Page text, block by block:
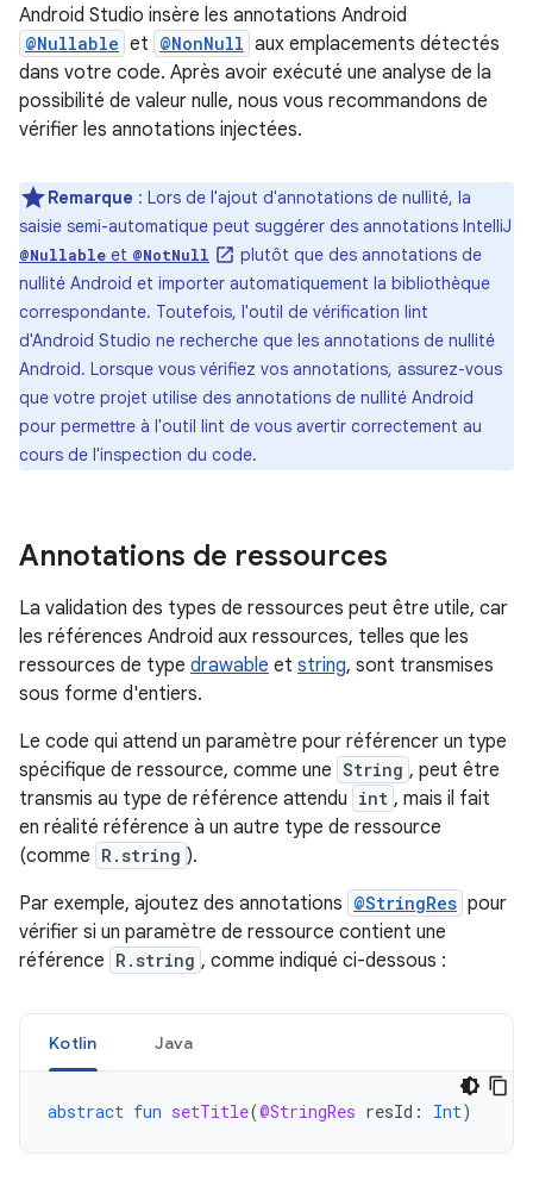
Android Studio insère les annotations Android
@Nullable et @NonNull aux emplacements détectés
dans votre code. Après avoir exécuté une analyse de la
possibilité de valeur nulle, nous vous recommandons de
vérifier les annotations injectées.
Remarque : Lors de l'ajout d'annotations de nullité, la
saisie semi-automatique peut suggérer des annotations IntelliJ
@Nullable et @NotNull
plutôt que des annotations de
nullité Android et importer automatiquement la bibliothèque
correspondante. Toutefois, l'outil de vérification lint
d'Android Studio ne recherche que les annotations de nullité
Android. Lorsque vous vérifiez vos annotations, assurez-vous
que votre projet utilise des annotations de nullité Android
pour permettre à l'outil lint de vous avertir correctement au
cours de l'inspection du code.
Annotations de ressources
La validation des types de ressources peut être utile, car
les références Android aux ressources, telles que les
ressources de type drawable et string, sont transmises
sous forme d'entiers.
Le code qui attend un paramètre pour référencer un type
spécifique de ressource, comme une String , peut être
transmis au type de référence attendu int , mais il fait
en réalité référence à un autre type de ressource
(comme R.string ).
Par exemple, ajoutez des annotations @StringRes pour
vérifier si un paramètre de ressource contient une
référence R.string , comme indiqué ci-dessous :
Kotlin Java
abstract fun setTitle(@StringRes resId : Int)